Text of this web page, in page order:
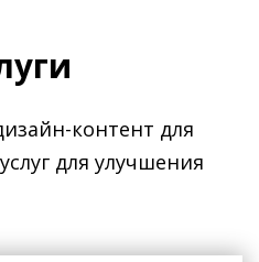
контент для
для улучшения